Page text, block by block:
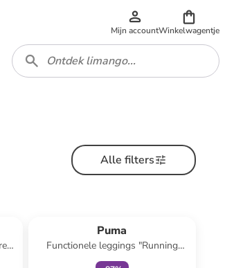
Mijn accountWinkelwagentje
Alle filters
Puma
Functionele leggings "Running
ACTV" zwart